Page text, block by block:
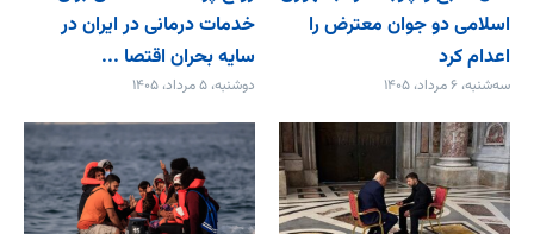
اسلامی دو جوان معترض را
اعدام کرد
سه‌شنبه، ۶ مرداد، ۱۴۰۵
خدمات درمانی در ایران در
سایه بحران اقتصا ...
دوشنبه، ۵ مرداد، ۱۴۰۵